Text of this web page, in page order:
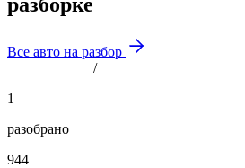
Все авто на разбор
/
1
разобрано
944